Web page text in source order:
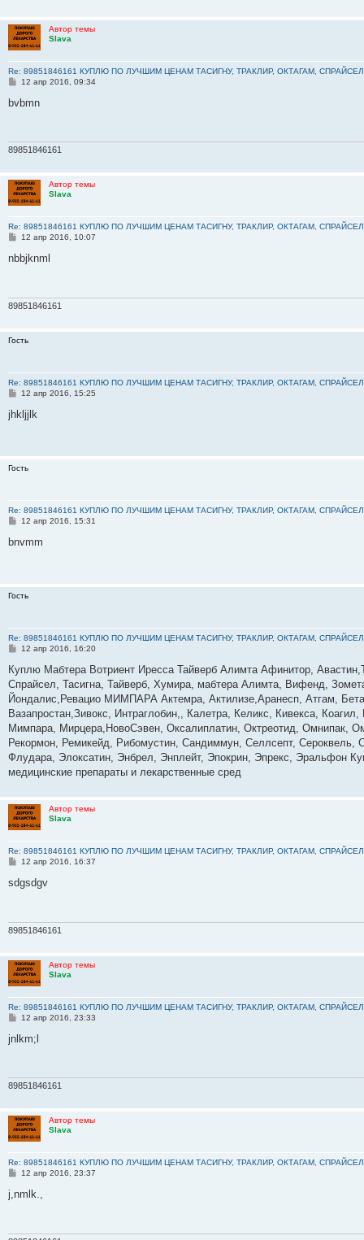
Автор темы
Slava
Re: 89851846161 КУПЛЮ ПО ЛУЧШИМ ЦЕНАМ ТАСИГНУ, ТРАКЛИР, ОКТАГАМ,
С
о
и
12 апр 2016, 09:34
bvbmn
89851846161
Автор темы
Slava
Re: 89851846161 КУПЛЮ ПО ЛУЧШИМ ЦЕНАМ ТАСИГНУ, ТРАКЛИР, ОКТАГАМ,
С
о
и
12 апр 2016, 10:07
nbbjknml
89851846161
Гость
Re: 89851846161 КУПЛЮ ПО ЛУЧШИМ ЦЕНАМ ТАСИГНУ, ТРАКЛИР, ОКТАГАМ,
С
о
е
12 апр 2016, 15:25
jhkljjlk
Гость
Re: 89851846161 КУПЛЮ ПО ЛУЧШИМ ЦЕНАМ ТАСИГНУ, ТРАКЛИР, ОКТАГАМ,
С
о
и
е
12 апр 2016, 15:31
bnvmm
Гость
Re: 89851846161 КУПЛЮ ПО ЛУЧШИМ ЦЕНАМ ТАСИГНУ, ТРАКЛИР, ОКТАГАМ,
С
о
б
щ
е
и
е
12 апр 2016, 16:20
Куплю Мабтера Вотриент Иресса Тайверб Алимта Афинитор,
Спрайсел, Тасигна, Тайверб, Хумира, мабтера Алимта, Вифенд,
Йондалис,Ревацио МИМПАРА Актемра, Актилизе,Аранесп, Атгам,
Вазапростан,Зивокс, Интраглобин,, Калетра, Келикс, Кивекса,
Мимпара, Мирцера,НовоСэвен, Оксалиплатин, Октреотид, Омнипак,
Рекормон, Ремикейд, Рибомустин, Сандиммун, Селлсепт, Сероквель,
Флудара, Элоксатин, Энбрел, Энплейт, Эпокрин, Эпрекс, Эральфон
медицинские препараты и лекарственные сред
Автор темы
Slava
Re: 89851846161 КУПЛЮ ПО ЛУЧШИМ ЦЕНАМ ТАСИГНУ, ТРАКЛИР, ОКТАГАМ,
С
о
б
и
12 апр 2016, 16:37
sdgsdgv
89851846161
Автор темы
Slava
Re: 89851846161 КУПЛЮ ПО ЛУЧШИМ ЦЕНАМ ТАСИГНУ, ТРАКЛИР, ОКТАГАМ,
С
о
и
12 апр 2016, 23:33
jnlkm;l
89851846161
Автор темы
Slava
Re: 89851846161 КУПЛЮ ПО ЛУЧШИМ ЦЕНАМ ТАСИГНУ, ТРАКЛИР, ОКТАГАМ,
С
о
12 апр 2016, 23:37
j,nmlk.,